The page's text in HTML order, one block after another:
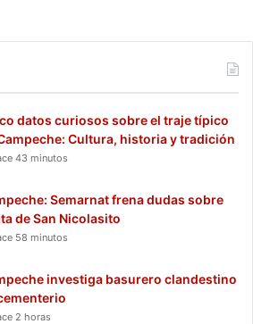
datos curiosos sobre el traje típico
Cultura, historia y tradición
43 minutos
Semarnat frena dudas sobre
de San Nicolasito
58 minutos
investiga basurero clandestino
2 horas